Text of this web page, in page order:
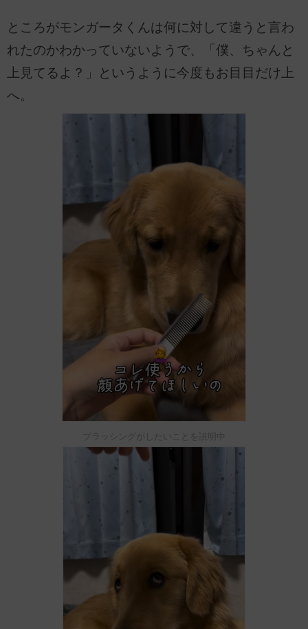
ところがモンガータくんは何に対して違うと言わ
れたのかわかっていないようで、「僕、ちゃんと
上見てるよ？」というように今度もお目目だけ上
へ。
ブラッシングがしたいことを説明中